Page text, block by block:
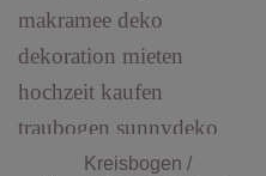
Kreisbogen /